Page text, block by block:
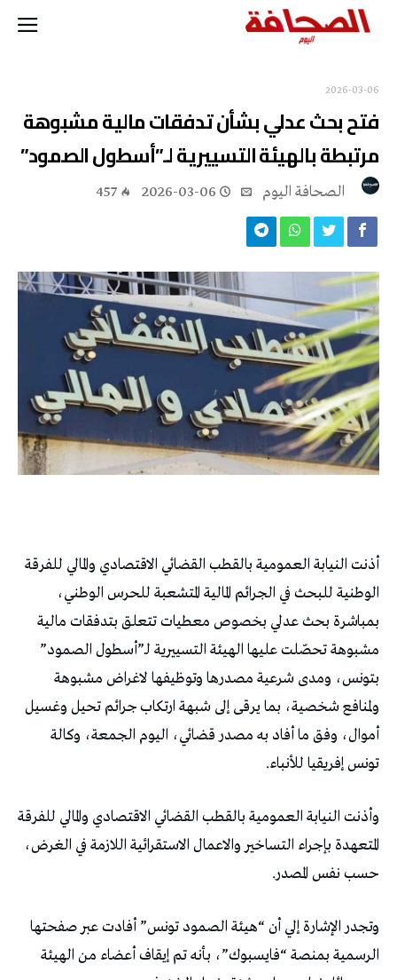
2026-03-06
فتح بحث عدلي بشأن تدفقات مالية مشبوهة
مرتبطة بالهيئة التسييرية لـ”أسطول الصمود”
2026-03-06
457
أذنت النيابة العمومية بالقطب القضائي الاقتصادي والمالي للفرقة
الوطنية للبحث في الجرائم المالية المتشعبة للحرس الوطني،
بمباشرة بحث عدلي بخصوص معطيات تتعلق بتدفقات مالية
مشبوهة تحصّلت عليها الهيئة التسييرية لـ”أسطول الصمود”
بتونس، ومدى شرعية مصدرها وتوظيفها لاغراض مشبوهة
ولمنافع شخصية، بما يرقى إلى شبهة ارتكاب جرائم تحيل وغسيل
أموال، وفق ما أفاد به مصدر قضائي، اليوم الجمعة، وكالة
تونس إفريقيا للأنباء.
وأذنت النيابة العمومية بالقطب القضائي الاقتصادي والمالي للفرقة
المتعهدة بإجراء التساخير والاعمال الاستقرائية اللازمة في الغرض،
حسب نفس المصدر.
وتجدر الإشارة إلي أن “هيئة الصمود تونس” أفادت عبر صفحتها
الرسمية بمنصة “فايسبوك”، بأنه تم إيقاف أعضاء من الهيئة